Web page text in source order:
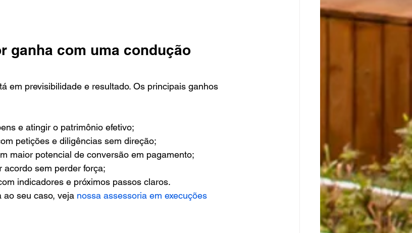
ganha com uma condução
em previsibilidade e resultado. Os principais ganhos
e atingir o patrimônio efetivo;
petições e diligências sem direção;
maior potencial de conversão em pagamento;
acordo sem perder força;
indicadores e próximos passos claros.
ao seu caso, veja nossa assessoria em execuções